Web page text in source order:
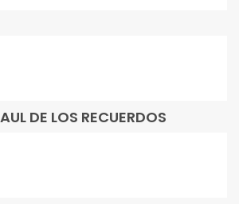
DE LOS RECUERDOS